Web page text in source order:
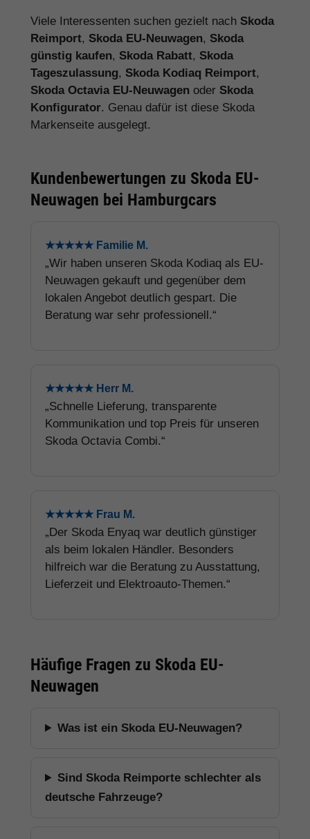
Viele Interessenten suchen gezielt nach Skoda
Reimport, Skoda EU-Neuwagen, Skoda
günstig kaufen, Skoda Rabatt, Skoda
Tageszulassung, Skoda Kodiaq Reimport,
Skoda Octavia EU-Neuwagen oder Skoda
Konfigurator. Genau dafür ist diese Skoda
Markenseite ausgelegt.
Kundenbewertungen zu Skoda EU-
Neuwagen bei Hamburgcars
★★★★★ Familie M.
„Wir haben unseren Skoda Kodiaq als EU-
Neuwagen gekauft und gegenüber dem
lokalen Angebot deutlich gespart. Die
Beratung war sehr professionell.“
★★★★★ Herr M.
„Schnelle Lieferung, transparente
Kommunikation und top Preis für unseren
Skoda Octavia Combi.“
★★★★★ Frau M.
„Der Skoda Enyaq war deutlich günstiger
als beim lokalen Händler. Besonders
hilfreich war die Beratung zu Ausstattung,
Lieferzeit und Elektroauto-Themen.“
Häufige Fragen zu Skoda EU-
Neuwagen
Was ist ein Skoda EU-Neuwagen?
Sind Skoda Reimporte schlechter als
deutsche Fahrzeuge?